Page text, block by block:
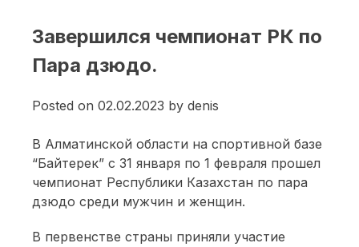
Завершился чемпионат РК по
Пара дзюдо.
Posted on 02.02.2023 by denis
В Алматинской области на спортивной базе
“Байтерек” с 31 января по 1 февраля прошел
чемпионат Республики Казахстан по пара
дзюдо среди мужчин и женщин.
В первенстве страны приняли участие